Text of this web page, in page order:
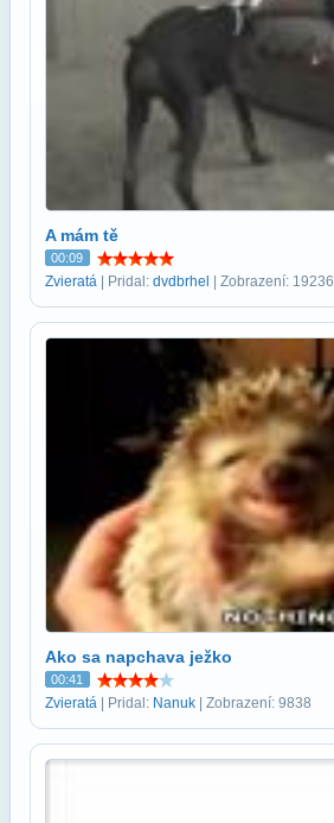
A mám tě
00:09
Zvieratá | Pridal: dvdbrhel | Zobrazení: 19236
Ako sa napchava ježko
00:41
Zvieratá | Pridal: Nanuk | Zobrazení: 9838